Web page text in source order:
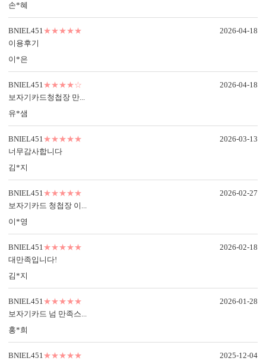
컬러 봉투
BNIEL451의 제작 공정
특별한 당신과의 만남을 준비하는
BNIEL451의 제작 공법을 확인하세요.
손*혜
BNIEL451★★★★★
이용후기
이*은
2026-04-18
BNIEL451★★★★☆
보자기카드청첩장 만...
유*샘
2026-04-18
BNIEL451★★★★★
너무감사합니다
김*지
2026-03-13
BNIEL451★★★★★
보자기카드 청첩장 이...
이*영
2026-02-27
BNIEL451★★★★★
대만족입니다!
김*지
2026-02-18
BNIEL451★★★★★
보자기카드 넘 만족스...
홍*희
2026-01-28
BNIEL451★★★★★
2025-12-04